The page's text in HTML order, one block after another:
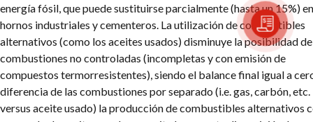
energía fósil, que puede sustituirse parcialmente (hasta un 15%)
hornos industriales y cementeros. La utilización de combustibles
alternativos (como los aceites usados) disminuye la posibilidad de
combustiones no controladas (incompletas y con emisión de
compuestos termorresistentes), siendo el balance final igual a
diferencia de las combustiones por separado (i.e. gas, carbón, etc.
versus aceite usado) la producción de combustibles alternativos